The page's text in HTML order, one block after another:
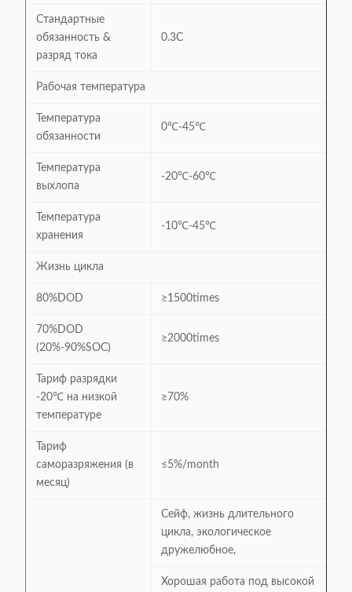
Стандартные
обязанность &
разряд тока
0.3C
Рабочая температура
Температура
обязанности
0℃-45℃
Температура
выхлопа
-20℃-60℃
Температура
хранения
-10℃-45℃
Жизнь цикла
80%DOD ≥1500times
70%DOD
(20%-90%SOC)
≥2000times
Тариф разрядки
-20℃ на низкой
температуре
≥70%
Тариф
саморазряжения (в
месяц)
≤5%/month
Сейф, жизнь длительного
цикла, экологическое
дружелюбное,
Хорошая работа под высокой